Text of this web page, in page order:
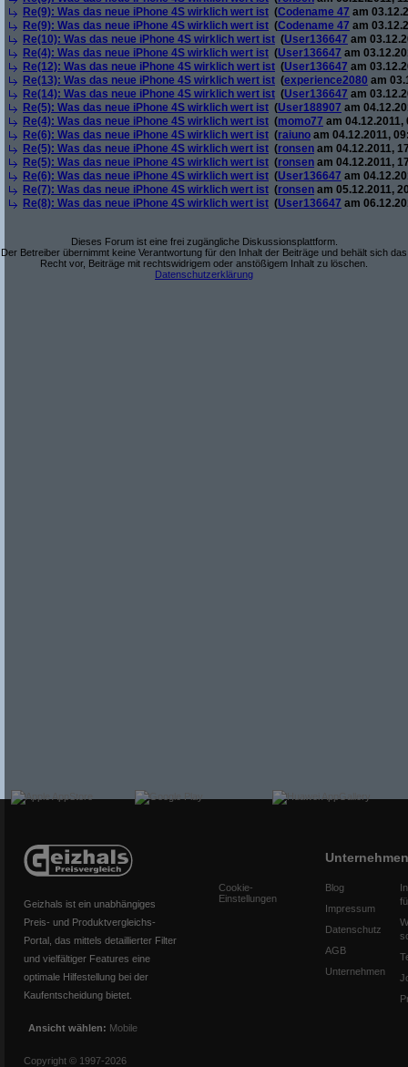
Re(9): Was das neue iPhone 4S wirklich wert ist (Codename 47 am
Re(9): Was das neue iPhone 4S wirklich wert ist (Codename 47 am
Re(10): Was das neue iPhone 4S wirklich wert ist (User136647 am
Re(4): Was das neue iPhone 4S wirklich wert ist (User136647 am
Re(12): Was das neue iPhone 4S wirklich wert ist (User136647 am
Re(13): Was das neue iPhone 4S wirklich wert ist (experience2080 am
Re(14): Was das neue iPhone 4S wirklich wert ist (User136647 am
Re(5): Was das neue iPhone 4S wirklich wert ist (User188907 am
Re(4): Was das neue iPhone 4S wirklich wert ist (momo77 am 04.12.2011,
Re(6): Was das neue iPhone 4S wirklich wert ist (raiuno am 04.12.2011,
Re(5): Was das neue iPhone 4S wirklich wert ist (ronsen am 04.12.2011,
Re(5): Was das neue iPhone 4S wirklich wert ist (ronsen am 04.12.2011,
Re(6): Was das neue iPhone 4S wirklich wert ist (User136647 am
Re(7): Was das neue iPhone 4S wirklich wert ist (ronsen am 05.12.2011,
Re(8): Was das neue iPhone 4S wirklich wert ist (User136647 am
Dieses Forum ist eine frei zugängliche Diskussionsplattform.
Der Betreiber übernimmt keine Verantwortung für den Inhalt der Beiträge und behält sich das
Recht vor, Beiträge mit rechtswidrigem oder anstößigem Inhalt zu löschen.
Datenschutzerklärung
Geizhals ist ein unabhängiges
Preis- und Produktvergleichs-
Portal, das mittels detaillierter Filter
und vielfältiger Features eine
optimale Hilfestellung bei der
Kaufentscheidung bietet.
Ansicht wählen: Mobile
Copyright © 1997-2026
Cookie-
Einstellungen
Unternehmen
Blog
Impressum
Datenschutz
AGB
Unternehmen